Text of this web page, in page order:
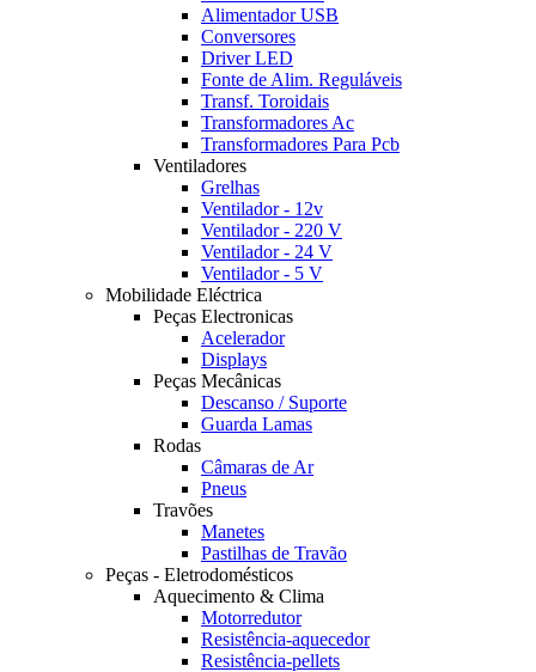
Alimentador USB
Conversores
Driver LED
Fonte de Alim. Reguláveis
Transf. Toroidais
Transformadores Ac
Transformadores Para Pcb
Ventiladores
Grelhas
Ventilador - 12v
Ventilador - 220 V
Ventilador - 24 V
Ventilador - 5 V
Mobilidade Eléctrica
Peças Electronicas
Acelerador
Displays
Peças Mecânicas
Descanso / Suporte
Guarda Lamas
Rodas
Câmaras de Ar
Pneus
Travões
Manetes
Pastilhas de Travão
Peças - Eletrodomésticos
Aquecimento & Clima
Motorredutor
Resistência-aquecedor
Resistência-pellets